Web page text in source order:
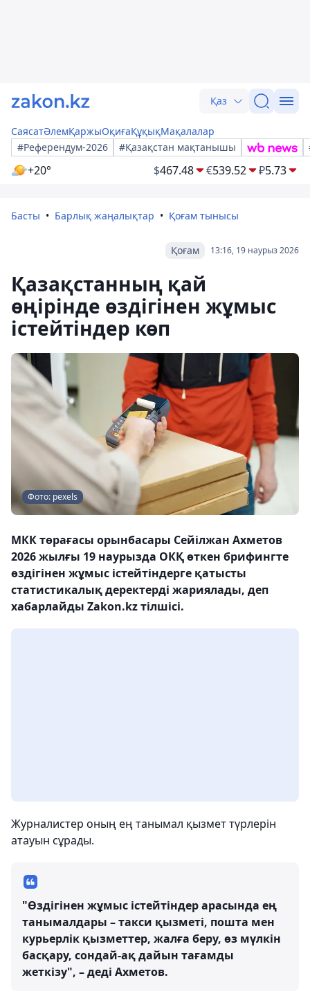
Қаз
СаясатӘлемҚаржыОқиғаҚұқықМақалалар
#Референдум-2026
#Қазақстан мақтанышы
+20° $467.48 €539.52 ₽5.73
Басты Барлық жаңалықтар Қоғам тынысы
13:16, 19 наурыз 2026
Қоғам
Қазақстанның қай
өңірінде өздігінен жұмыс
істейтіндер көп
Фото: pexels
МКК төрағасы орынбасары Сейілжан Ахметов
2026 жылғы 19 наурызда ОКҚ өткен брифингте
өздігінен жұмыс істейтіндерге қатысты
статистикалық деректерді жариялады, деп
хабарлайды Zakon.kz тілшісі.
Журналистер оның ең танымал қызмет түрлерін
атауын сұрады.
"Өздігінен жұмыс істейтіндер арасында ең
танымалдары – такси қызметі, пошта мен
курьерлік қызметтер, жалға беру, өз мүлкін
басқару, сондай-ақ дайын тағамды
жеткізу", – деді Ахметов.